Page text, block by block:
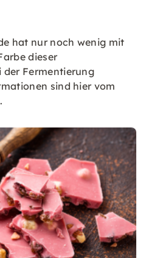
hat nur noch wenig mit
dieser
Fermentierung
sind hier vom